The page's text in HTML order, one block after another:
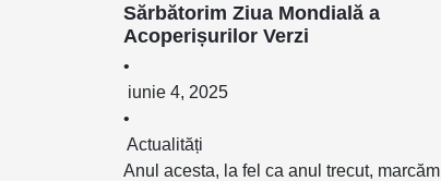
Sărbătorim Ziua Mondială a
Acoperișurilor Verzi
•
iunie 4, 2025
•
Actualități
Anul acesta, la fel ca anul trecut, marcăm